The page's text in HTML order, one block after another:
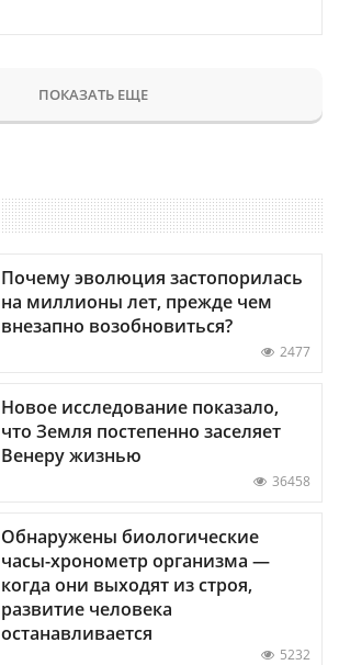
ПОКАЗАТЬ ЕЩЕ
Почему эволюция застопорилась
на миллионы лет, прежде чем
внезапно возобновиться?
2477
Новое исследование показало,
что Земля постепенно заселяет
Венеру жизнью
36458
Обнаружены биологические
часы-хронометр организма —
когда они выходят из строя,
развитие человека
останавливается
5232